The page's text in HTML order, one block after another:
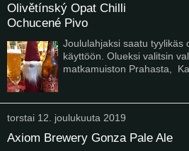
Olivětínský Opat Chilli
Ochucené Pivo
Joululahjaksi saatu tyylikäs
käyttöön. Olueksi valitsin
matkamuiston Prahasta,
torstai 12. joulukuuta 2019
Axiom Brewery Gonza Pale Ale